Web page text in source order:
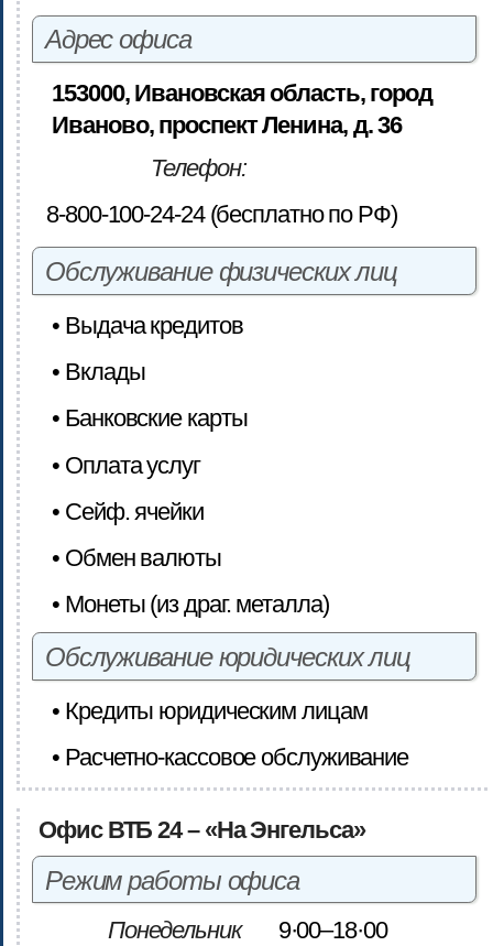
Адрес офиса
153000, Ивановская область, город
Иваново, проспект Ленина, д. 36
Телефон:
8-800-100-24-24 (бесплатно по РФ)
Обслуживание физических лиц
• Выдача кредитов
• Вклады
• Банковские карты
• Оплата услуг
• Сейф. ячейки
• Обмен валюты
• Монеты (из драг. металла)
Обслуживание юридических лиц
• Кредиты юридическим лицам
• Расчетно-кассовое обслуживание
Офис ВТБ 24 – «На Энгельса»
Режим работы офиса
Понедельник
9·00–18·00